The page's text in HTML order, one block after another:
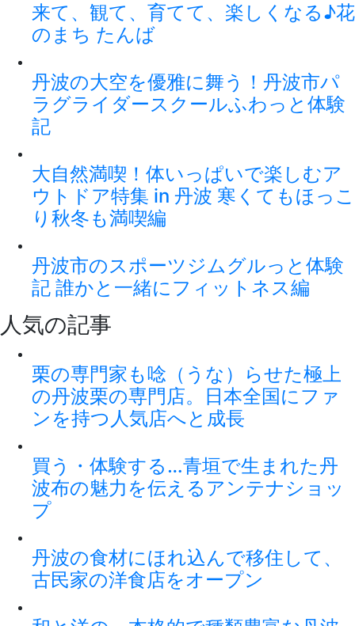
来て、観て、育てて、楽しくなる♪花
のまち たんば
丹波の大空を優雅に舞う！丹波市パ
ラグライダースクールふわっと体験
記
大自然満喫！体いっぱいで楽しむア
ウトドア特集 in 丹波 寒くてもほっこ
り秋冬も満喫編
丹波市のスポーツジムグルっと体験
記 誰かと一緒にフィットネス編
人気の記事
栗の専門家も唸（うな）らせた極上
の丹波栗の専門店。日本全国にファ
ンを持つ人気店へと成長
買う・体験する…青垣で生まれた丹
波布の魅力を伝えるアンテナショッ
プ
丹波の食材にほれ込んで移住して、
古民家の洋食店をオープン